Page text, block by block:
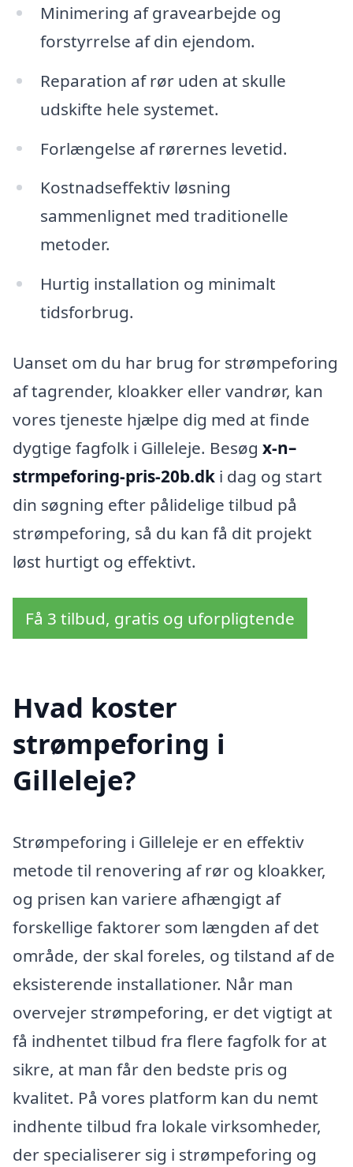
Minimering af gravearbejde og
forstyrrelse af din ejendom.
Reparation af rør uden at skulle
udskifte hele systemet.
Forlængelse af rørernes levetid.
Kostnadseffektiv løsning
sammenlignet med traditionelle
metoder.
Hurtig installation og minimalt
tidsforbrug.
Uanset om du har brug for strømpeforing
af tagrender, kloakker eller vandrør, kan
vores tjeneste hjælpe dig med at finde
dygtige fagfolk i Gilleleje. Besøg x-n–
strmpeforing-pris-20b.dk i dag og start
din søgning efter pålidelige tilbud på
strømpeforing, så du kan få dit projekt
løst hurtigt og effektivt.
Få 3 tilbud, gratis og uforpligtende
Hvad koster
strømpeforing i
Gilleleje?
Strømpeforing i Gilleleje er en effektiv
metode til renovering af rør og kloakker,
og prisen kan variere afhængigt af
forskellige faktorer som længden af det
område, der skal foreles, og tilstand af de
eksisterende installationer. Når man
overvejer strømpeforing, er det vigtigt at
få indhentet tilbud fra flere fagfolk for at
sikre, at man får den bedste pris og
kvalitet. På vores platform kan du nemt
indhente tilbud fra lokale virksomheder,
der specialiserer sig i strømpeforing og